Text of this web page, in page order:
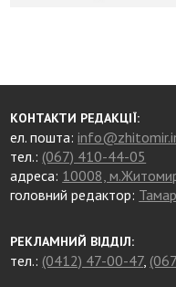
КОНТАКТИ РЕДАКЦІЇ:
ел. пошта:
тел.: (067) 410-44-05
адреса: 10008,
головний редактор:
РЕКЛАМНИЙ ВІДДІЛ:
тел.: (0412) 47-00-47,